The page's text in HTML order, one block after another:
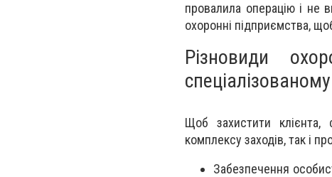
провалила операцію і не
охоронні підприємства,
Різновиди
Щоб захистити клієнта,
комплексу заходів, так і
Забезпечення